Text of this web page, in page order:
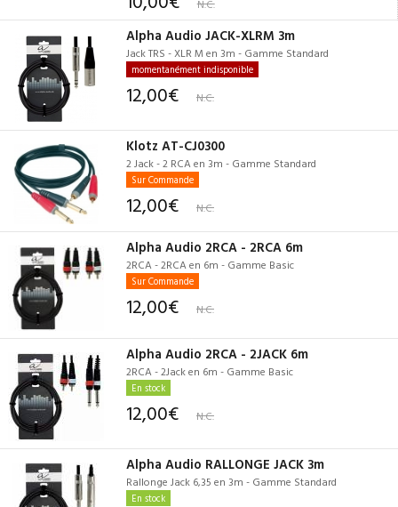
N.C.
Alpha Audio JACK-XLRM 3m
Jack TRS - XLR M en 3m - Gamme Standard
momentanément indisponible
12,00€ N.C.
Klotz AT-CJ0300
2 Jack - 2 RCA en 3m - Gamme Standard
Sur Commande
12,00€ N.C.
Alpha Audio 2RCA - 2RCA 6m
2RCA - 2RCA en 6m - Gamme Basic
Sur Commande
12,00€ N.C.
Alpha Audio 2RCA - 2JACK 6m
2RCA - 2Jack en 6m - Gamme Basic
En stock
12,00€ N.C.
Alpha Audio RALLONGE JACK 3m
Rallonge Jack 6,35 en 3m - Gamme Standard
En stock